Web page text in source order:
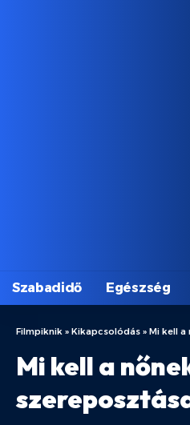
Szabadidő Egészség
Filmpiknik » Kikapcsolódás » Mi kell a
Mi kell a